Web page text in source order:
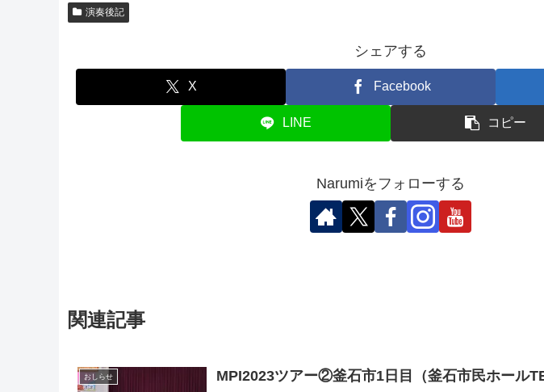
演奏後記
シェアする
X Facebook
LINE コピー
Narumiをフォローする
関連記事
おしらせ MPI2023ツアー②釜石市1日目（釜石市民ホール